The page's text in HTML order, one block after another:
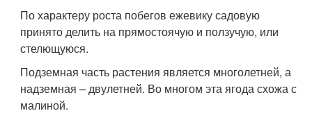
По характеру роста побегов ежевику садовую
принято делить на прямостоячую и ползучую, или
стелющуюся.
Подземная часть растения является многолетней, а
надземная – двулетней. Во многом эта ягода схожа с
малиной.